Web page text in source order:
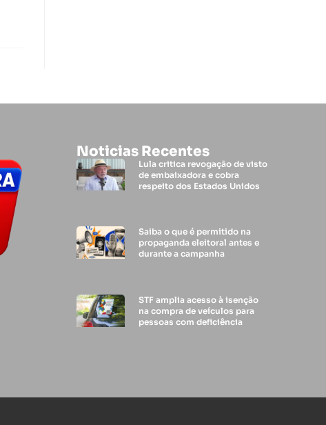
Noticias Recentes
Lula critica revogação de visto
de embaixadora e cobra
respeito dos Estados Unidos
Saiba o que é permitido na
propaganda eleitoral antes e
durante a campanha
STF amplia acesso à isenção
na compra de veículos para
pessoas com deficiência